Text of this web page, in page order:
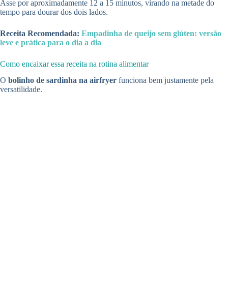
Asse por aproximadamente 12 a 15 minutos, virando na metade do
tempo para dourar dos dois lados.
Receita Recomendada: Empadinha de queijo sem glúten: versão
leve e prática para o dia a dia
Como encaixar essa receita na rotina alimentar
O bolinho de sardinha na airfryer funciona bem justamente pela
versatilidade.